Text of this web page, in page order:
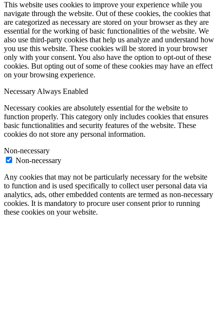
This website uses cookies to improve your experience while you
navigate through the website. Out of these cookies, the cookies that
are categorized as necessary are stored on your browser as they are
essential for the working of basic functionalities of the website. We
also use third-party cookies that help us analyze and understand how
you use this website. These cookies will be stored in your browser
only with your consent. You also have the option to opt-out of these
cookies. But opting out of some of these cookies may have an effect
on your browsing experience.
NecessaryAlways Enabled
Necessary cookies are absolutely essential for the website to
function properly. This category only includes cookies that ensures
basic functionalities and security features of the website. These
cookies do not store any personal information.
Non-necessary
Non-necessary
Any cookies that may not be particularly necessary for the website
to function and is used specifically to collect user personal data via
analytics, ads, other embedded contents are termed as non-necessary
cookies. It is mandatory to procure user consent prior to running
these cookies on your website.